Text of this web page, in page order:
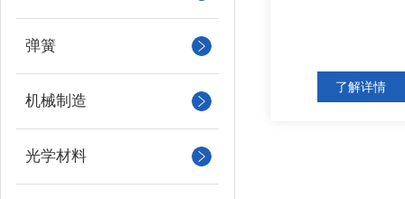
弹簧
机械制造
光学材料
了解详情